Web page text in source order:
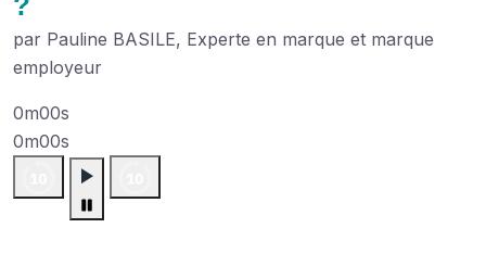
par Pauline BASILE, Experte en marque et marque
employeur
0m00s
0m00s